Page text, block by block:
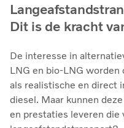
Dit is de kracht
De interesse in
LNG en bio‑LNG
als realistische en direct
diesel. Maar kunnen
en prestaties leveren die